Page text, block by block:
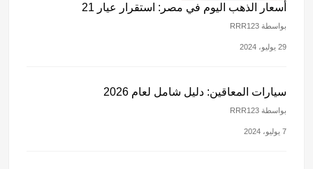
أسعار الذهب اليوم في مصر: استقرار عيار 21
بواسطة RRR123
29 يوليو، 2024
سيارات المعاقين: دليل شامل لعام 2026
بواسطة RRR123
7 يوليو، 2024